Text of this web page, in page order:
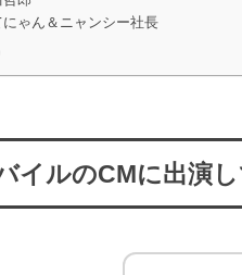
にゃん＆ニャンシー社長
イルのCMに出演